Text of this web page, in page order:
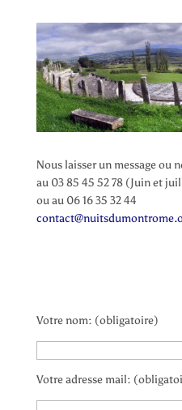
Nous laisser un message ou
au 03 85 45 52 78 (Juin et
ou au 06 16 35 32 44
Votre nom: (obligatoire)
Votre adresse mail: